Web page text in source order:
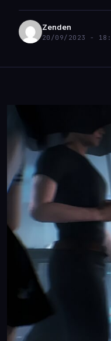
Zenden
20/09/2023 -